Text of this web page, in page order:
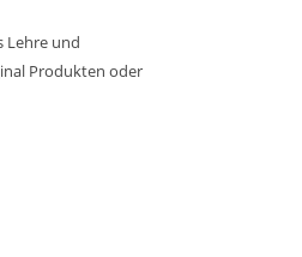
Lehre und
Produkten oder